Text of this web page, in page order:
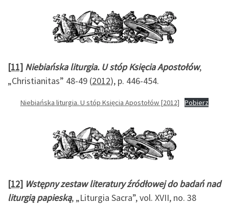
[11] Niebiańska liturgia. U stóp Księcia Apostołów,
„Christianitas” 48-49 (2012), p. 446-454.
Niebiańska liturgia. U stóp Księcia Apostołów [2012] Pobierz
[12] Wstępny zestaw literatury źródłowej do badań nad
liturgią papieską, „Liturgia Sacra”, vol. XVII, no. 38